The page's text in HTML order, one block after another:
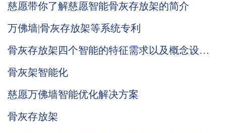
慈愿带你了解慈愿智能骨灰存放架的简介
万佛墙|骨灰存放架等系统专利
骨灰存放架四个智能的特征需求以及概念设计
骨灰架智能化
慈愿万佛墙智能优化解决方案
骨灰存放架